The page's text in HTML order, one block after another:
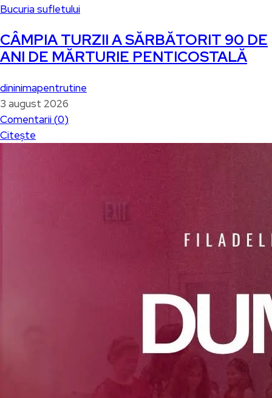
Bucuria sufletului
CÂMPIA TURZII A SĂRBĂTORIT 90 DE
ANI DE MĂRTURIE PENTICOSTALĂ
dininimapentrutine
3 august 2026
Comentarii (0)
Citește